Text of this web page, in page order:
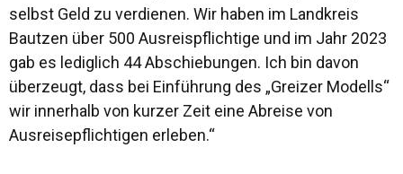
selbst Geld zu verdienen. Wir haben im Landkreis
Bautzen über 500 Ausreispflichtige und im Jahr 2023
gab es lediglich 44 Abschiebungen. Ich bin davon
überzeugt, dass bei Einführung des „Greizer Modells“
wir innerhalb von kurzer Zeit eine Abreise von
Ausreisepflichtigen erleben.“